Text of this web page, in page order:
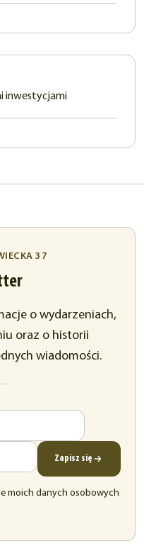
inwestycjami
37
o wydarzeniach,
oraz o historii
wiadomości.
Zapisz się
moich danych osobowych